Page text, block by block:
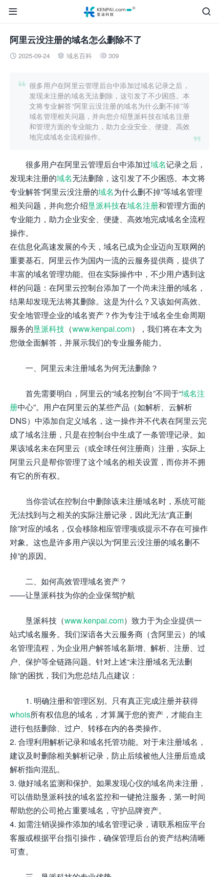


阿里云没注册的域名怎么删除不了
 2025-09-24  域名百科  309


很多用户在阿里云管理后台中添加过域名记录之后，
发现未注册的域名无法删除，这引发了不少困惑。本
文将专业解答“阿里云没注册的域名为什么删不掉”等
域名管理相关问题，并向您介绍垦派科技在域名注册
和管理方面的专业能力，助力企业安全、便捷、高效
地完成域名全流程操作。
很多用户在阿里云管理后台中添加过域名记录之后，
发现未注册的域名无法删除，这引发了不少困惑。本文将
专业解答“阿里云没注册的域名为什么删不掉”等域名管理
相关问题，并向您介绍垦派科技在域名注册和管理方面的
专业能力，助力企业安全、便捷、高效地完成域名全流程
操作。
在信息化高速发展的今天，域名已成为企业迈向互联网的
重要基石。阿里云作为国内一流的云服务提供商，提供了
丰富的域名管理功能。但在实际操作中，不少用户遇到这
样的问题：在阿里云控制台添加了一个尚未注册的域名，
结果却发现无法将其删除。这是为什么？又该如何高效、
安全地管理企业的域名资产？作为专注于域名全生命周期
服务的垦派科技 （www.kenpai.com），我们将在本文为
您做全面解答，并展示我们的专业服务能力。
一、阿里云未注册域名为何无法删除？
首先需要明白，阿里云的“域名控制台”不同于“域名注
册中心”。用户在阿里云的某些产品（如解析、云解析
DNS）中添加自定义域名，这一操作并不代表在阿里云完
成了域名注册，只是在控制台中生成了一条管理记录。如
果该域名未在阿里云（或全球任何注册商）注册，实际上
阿里云只是帮你管理了这个域名的相关设置，而你并不拥
有它的所有权。
当你尝试在控制台中删除该未注册域名时，系统可能
无法找到与之相关的实际注册记录，因此无法“真正删
除”对应的域名，仅会移除相应管理项或提示不存在可操作
对象。这也是许多用户误以为“阿里云没注册的域名删不
掉”的原因。
二、如何高效管理域名资产？
——让垦派科技为你的企业保驾护航
垦派科技（www.kenpai.com）致力于为企业提供一
站式域名服务。我们深谙各大云服务商（含阿里云）的域
名管理流程，为企业用户解答域名新增、解析、注册、过
户、保护等全链路问题。针对上述“未注册域名无法删
除”的困扰，我们为您总结几点建议：
1. 明确注册和管理区别。只有真正完成注册并获得
whois所有权信息的域名，才算属于您的资产，才能自主
进行包括删除、过户、转移在内的各类操作。
2. 合理利用解析记录和域名托管功能。对于未注册域名，
建议及时删除相关解析记录，防止后续被他人注册后造成
解析指向混乱。
3. 做好域名监测和保护。如果发现心仪的域名尚未注册，
可以借助垦派科技的域名监控和一键抢注服务，第一时间
帮助您的公司抢占重要域名，守护品牌资产。
4. 如需注销误操作添加的域名管理记录，请联系相应平台
客服或根据平台指引操作，确保管理后台的资产结构清晰
可查。